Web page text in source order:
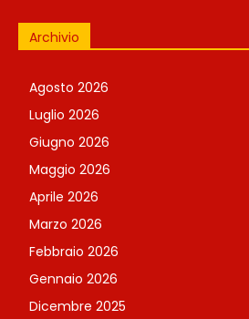
Archivio
Agosto 2026
Luglio 2026
Giugno 2026
Maggio 2026
Aprile 2026
Marzo 2026
Febbraio 2026
Gennaio 2026
Dicembre 2025